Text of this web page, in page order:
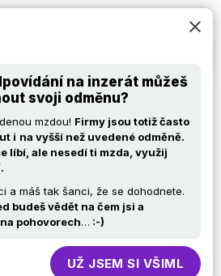
na inzerát můžeš
svoji odměnu?
mzdou! Firmy jsou totiž často
i na vyšší než uvedené odměně.
líbí, ale nesedí ti mzda, využij
a máš tak šanci, že se dohodnete.
budeš vědět na čem jsi a
pohovorech… :-)
UŽ JSEM SI VŠIML